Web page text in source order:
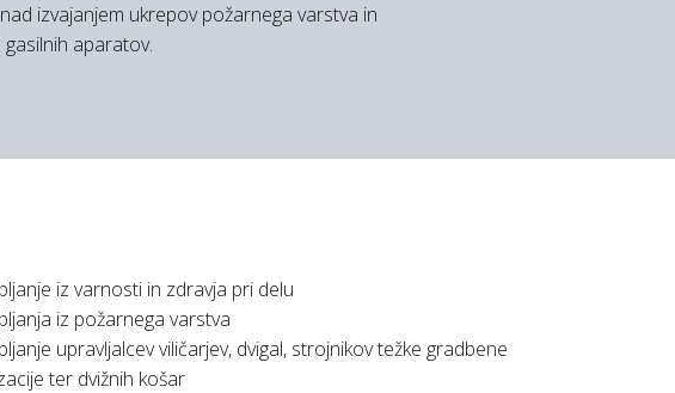
izvajanjem ukrepov požarnega varstva in
aparatov.
iz varnosti in zdravja pri delu
iz požarnega varstva
upravljalcev viličarjev, dvigal, strojnikov težke gradbene
ter dvižnih košar